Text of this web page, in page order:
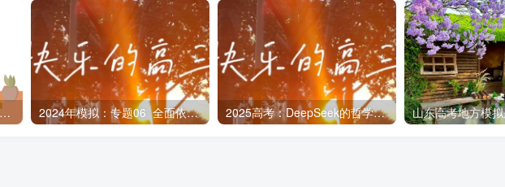
者，其家不可教而能教人者，无之
，自己穿了才知道。一个国家的发展道路合不合适，只有这个国家的人民才最有发
法，将个人穿鞋的感受类比到国家发展道路的合适性。A：这句话的意思是不积累一
2022-2025山东高考题：专题12 民事权利与义务 家庭与婚姻 2024年模拟：专题06 全面依法治国 2025高考：DeepSeek的哲学知识思考